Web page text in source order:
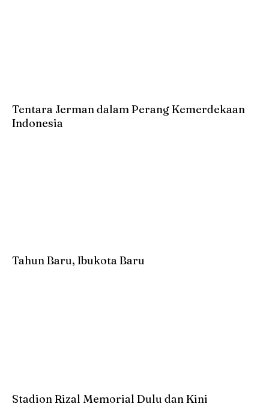
Tentara Jerman dalam Perang Kemerdekaan
Indonesia
Tahun Baru, Ibukota Baru
Stadion Rizal Memorial Dulu dan Kini